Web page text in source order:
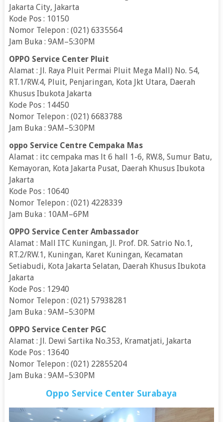
Jakarta City, Jakarta
Kode Pos : 10150
Nomor Telepon : (021) 6335564
Jam Buka : 9AM–5:30PM
OPPO Service Center Pluit
Alamat : Jl. Raya Pluit Permai Pluit Mega Mall) No. 54,
RT.1/RW.4, Pluit, Penjaringan, Kota Jkt Utara, Daerah
Khusus Ibukota Jakarta
Kode Pos : 14450
Nomor Telepon : (021) 6683788
Jam Buka : 9AM–5:30PM
oppo Service Centre Cempaka Mas
Alamat : itc cempaka mas lt 6 hall 1-6, RW.8, Sumur Batu,
Kemayoran, Kota Jakarta Pusat, Daerah Khusus Ibukota
Jakarta
Kode Pos : 10640
Nomor Telepon : (021) 4228339
Jam Buka : 10AM–6PM
OPPO Service Center Ambassador
Alamat : Mall ITC Kuningan, Jl. Prof. DR. Satrio No.1,
RT.2/RW.1, Kuningan, Karet Kuningan, Kecamatan
Setiabudi, Kota Jakarta Selatan, Daerah Khusus Ibukota
Jakarta
Kode Pos : 12940
Nomor Telepon : (021) 57938281
Jam Buka : 9AM–5:30PM
OPPO Service Center PGC
Alamat : Jl. Dewi Sartika No.353, Kramatjati, Jakarta
Kode Pos : 13640
Nomor Telepon : (021) 22855204
Jam Buka : 9AM–5:30PM
Oppo Service Center Surabaya